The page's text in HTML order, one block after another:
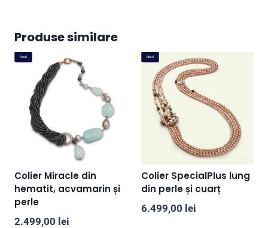
Produse similare
Nou!
Colier Miracle din
hematit, acvamarin și
perle
2.499,00 lei
Nou!
Colier SpecialPlus lung
din perle și cuarț
6.499,00 lei